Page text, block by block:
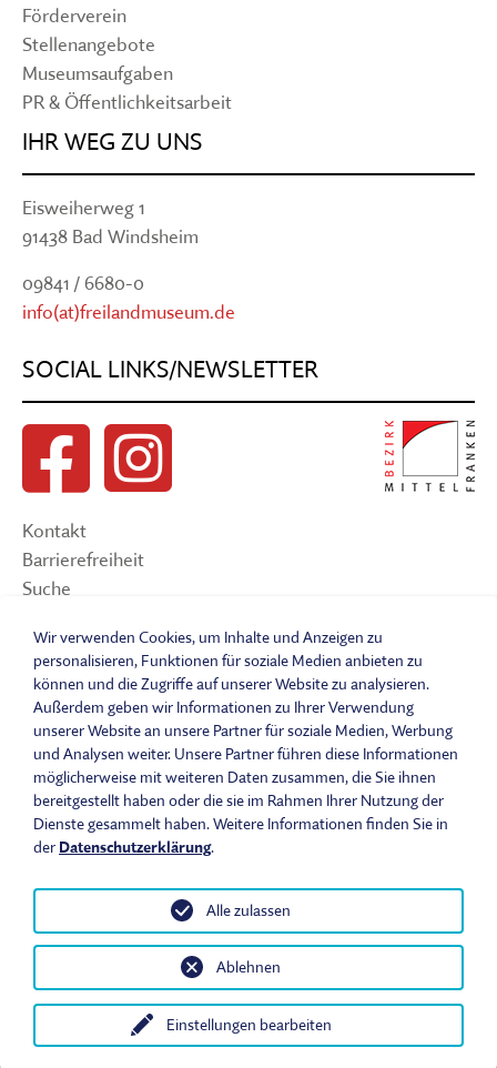
Heute im MuseumÖffnungszeiten & Eintrittspreise
Förderverein
Stellenangebote
Museumsaufgaben
PR & Öffentlichkeitsarbeit
IHR WEG ZU UNS
Eisweiherweg 1
91438 Bad Windsheim
09841 / 6680-0
info(at)freilandmuseum.de
SOCIAL LINKS/NEWSLETTER
Kontakt
Barrierefreiheit
Suche
Impressum
Datenschutzerklärung
Barrierefreiheitserklärung
Leichte Sprache
Widerrufsbelehrung
Vertrag widerrufen
AGB
Benutzungsordnung
© 2026 Fränkisches Freilandmuseum - Bad Windsheim | Bezirk
Mittelfranken. Alle Rechte vorbehalten.
Wir verwenden Cookies, um Inhalte und Anzeigen zu
personalisieren, Funktionen für soziale Medien anbieten zu
können und die Zugriffe auf unserer Website zu analysieren.
Außerdem geben wir Informationen zu Ihrer Verwendung
unserer Website an unsere Partner für soziale Medien, Werbung
und Analysen weiter. Unsere Partner führen diese Informationen
möglicherweise mit weiteren Daten zusammen, die Sie ihnen
bereitgestellt haben oder die sie im Rahmen Ihrer Nutzung der
Dienste gesammelt haben. Weitere Informationen finden Sie in
der Datenschutzerklärung.
Einstellungen bearbeiten
Ablehnen
Alle zulassen